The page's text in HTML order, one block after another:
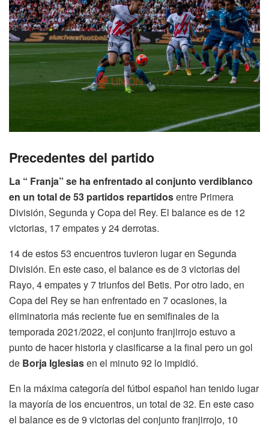
Precedentes del partido
La “ Franja” se ha enfrentado al conjunto verdiblanco
en un total de 53 partidos repartidosentre Primera
División, Segunda y Copa del Rey. El balance es de 12
victorias, 17 empates y 24 derrotas.
14 de estos 53 encuentros tuvieron lugar en Segunda
División. En este caso, el balance es de 3 victorias del
Rayo, 4 empates y 7 triunfos del Betis. Por otro lado, en
Copa del Rey se han enfrentado en 7 ocasiones, la
eliminatoria más reciente fue en semifinales de la
temporada 2021/2022, el conjunto franjirrojo estuvo a
punto de hacer historia y clasificarse a la final pero un gol
de Borja Iglesiasen el minuto 92 lo impidió.
En la máxima categoría del fútbol español han tenido lugar
la mayoría de los encuentros, un total de 32. En este caso
el balance es de 9 victorias del conjunto franjirrojo, 10